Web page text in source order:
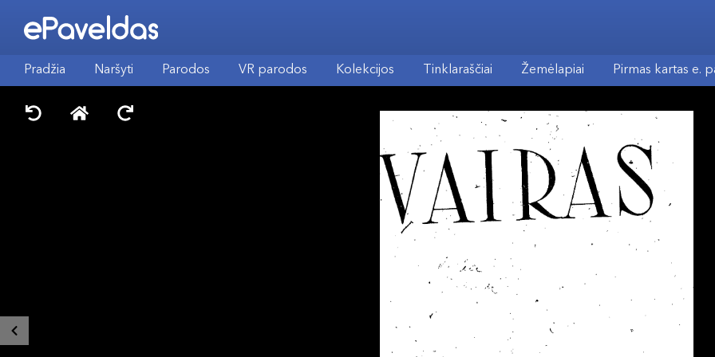
Pradžia Naršyti Parodos VR parodos Kolekcijos Tinklaraščiai Žemėlapiai Pirmas kartas e.